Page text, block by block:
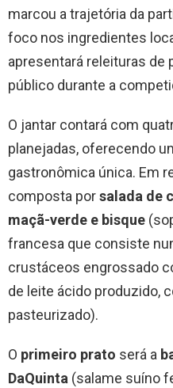
marcou a trajetória da
foco nos ingredientes
apresentará releituras de
público durante a
O jantar contará com
planejadas, oferecendo
gastronômica única. Em
composta porsalada de
maçã-verde e bisque
francesa que consiste
crustáceos engrossado
de leite ácido produzido,
pasteurizado).
O primeiro prato será a
DaQuinta (salame suíno